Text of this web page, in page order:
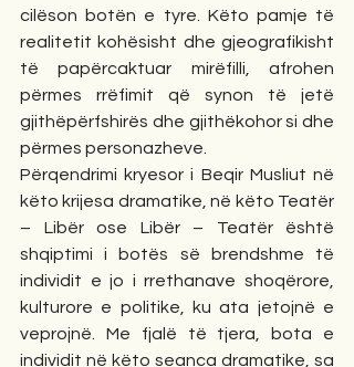
cilëson botën e tyre. Këto pamje të
realitetit kohësisht dhe gjeografikisht
të papërcaktuar mirëfilli, afrohen
përmes rrëfimit që synon të jetë
gjithëpërfshirës dhe gjithëkohor si dhe
përmes personazheve.
Përqendrimi kryesor i Beqir Musliut në
këto krijesa dramatike, në këto Teatër
– Libër ose Libër – Teatër është
shqiptimi i botës së brendshme të
individit e jo i rrethanave shoqërore,
kulturore e politike, ku ata jetojnë e
veprojnë. Me fjalë të tjera, bota e
individit në këto seanca dramatike, sa